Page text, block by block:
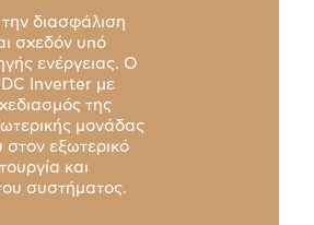
την διασφάλιση
σχεδόν υπό
ενέργειας. Ο
DC Inverter με
της
μονάδας
στον εξωτερικό
και
συστήματος.